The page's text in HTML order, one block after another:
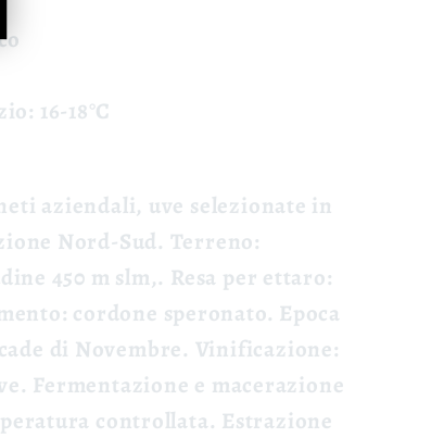
16-18°C
aziendali, uve selezionate in
Nord-Sud. Terreno:
450 m slm,. Resa per ettaro:
: cordone speronato. Epoca
di Novembre. Vinificazione:
Fermentazione e macerazione
controllata. Estrazione